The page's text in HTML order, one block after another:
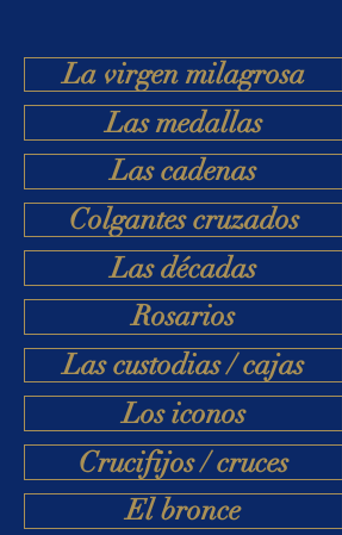
La virgen milagrosa
Las medallas
Las cadenas
Colgantes cruzados
Las décadas
Rosarios
Las custodias / cajas
Los iconos
Crucifijos / cruces
El bronce